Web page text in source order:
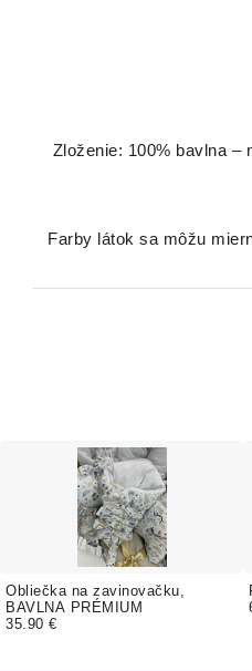
Zloženie: 100% bavlna
Farby látok sa môžu
Obliečka na zavinovačku,
BAVLNA PRÉMIUM
35.90 €